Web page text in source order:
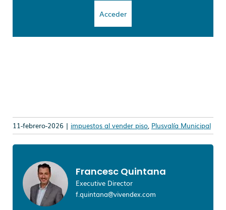
Acceder
11-febrero-2026 | impuestos al vender piso Plusvalía Municipal
Francesc Quintana
Executive Director
f.quintana@vivendex.com